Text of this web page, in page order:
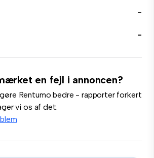
-
-
en fejl i annoncen?
Rentumo bedre - rapporter forkert
vi os af det.